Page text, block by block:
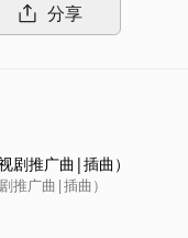
分享
剧推广曲|插曲）
推广曲|插曲）